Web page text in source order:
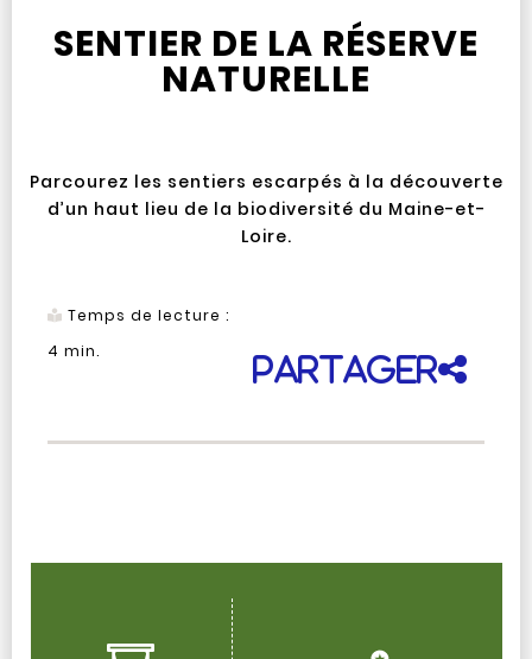
SENTIER DE LA RÉSERVE
NATURELLE
Parcourez les sentiers escarpés à la découverte
d’un haut lieu de la biodiversité du Maine-et-
Loire.
Temps de lecture :
4 min.
Partager